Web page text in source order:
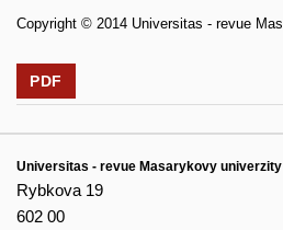
Copyright © 2014 Universitas - revue
PDF
Universitas - revue Masarykovy univerzity
Rybkova 19
602 00